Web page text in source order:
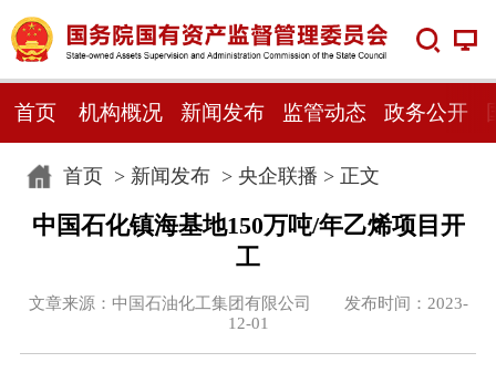
首页 机构概况 新闻发布 监管动态 政务公开
首页> 新闻发布> 央企联播 > 正文
中国石化镇海基地150万吨/年乙烯项目开
工
文章来源：中国石油化工集团有限公司 发布时间：2023-
12-01